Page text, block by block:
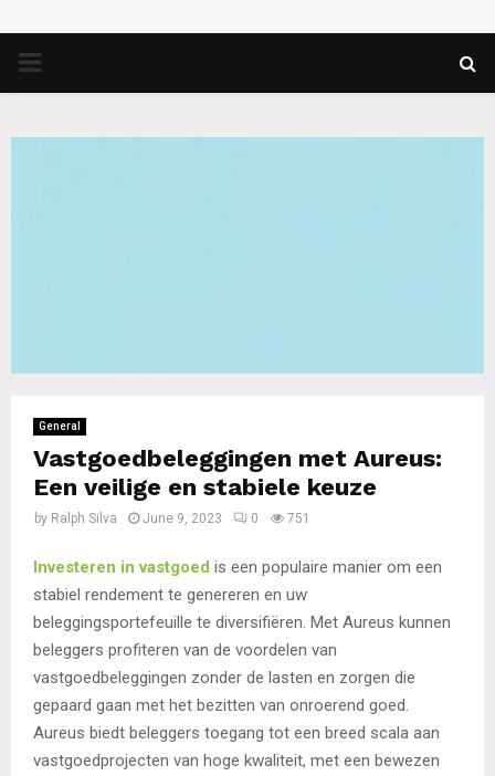
PRIMARY
General
Vastgoedbeleggingen met Aureus:
Een veilige en stabiele keuze
by Ralph Silva June 9, 2023 0 751
Investeren in vastgoed is een populaire manier om een
stabiel rendement te genereren en uw
beleggingsportefeuille te diversifiëren. Met Aureus kunnen
beleggers profiteren van de voordelen van
vastgoedbeleggingen zonder de lasten en zorgen die
gepaard gaan met het bezitten van onroerend goed.
Aureus biedt beleggers toegang tot een breed scala aan
vastgoedprojecten van hoge kwaliteit, met een bewezen